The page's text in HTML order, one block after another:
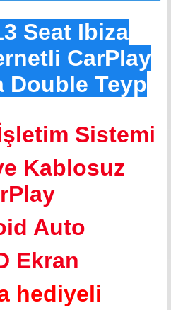
Seat Ibiza
CarPlay
Double Teyp
Sistemi
Kablosuz
Auto
Ekran
hediyeli